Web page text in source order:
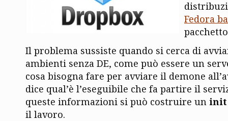
Fedora
Il problema sussiste quando si cerca di
ambienti senza DE, come può essere un
cosa bisogna fare per avviare il demone
dice qual’è l’eseguibile che fa partire il
queste informazioni si può costruire un init
il lavoro.